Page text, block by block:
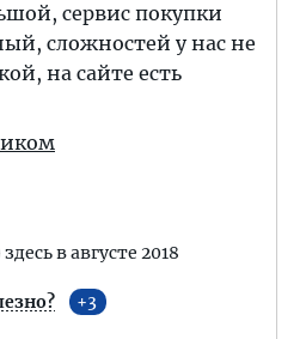
сервис покупки
сложностей у нас не
на сайте есть
в августе 2018
3